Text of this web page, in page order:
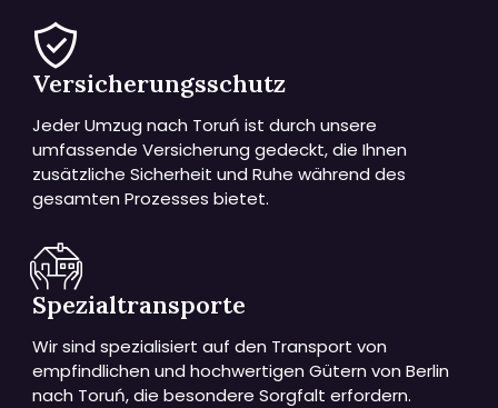
Versicherungsschutz
Jeder Umzug nach Toruń ist durch unsere
umfassende Versicherung gedeckt, die Ihnen
zusätzliche Sicherheit und Ruhe während des
gesamten Prozesses bietet.
Spezialtransporte
Wir sind spezialisiert auf den Transport von
empfindlichen und hochwertigen Gütern von Berlin
nach Toruń, die besondere Sorgfalt erfordern.